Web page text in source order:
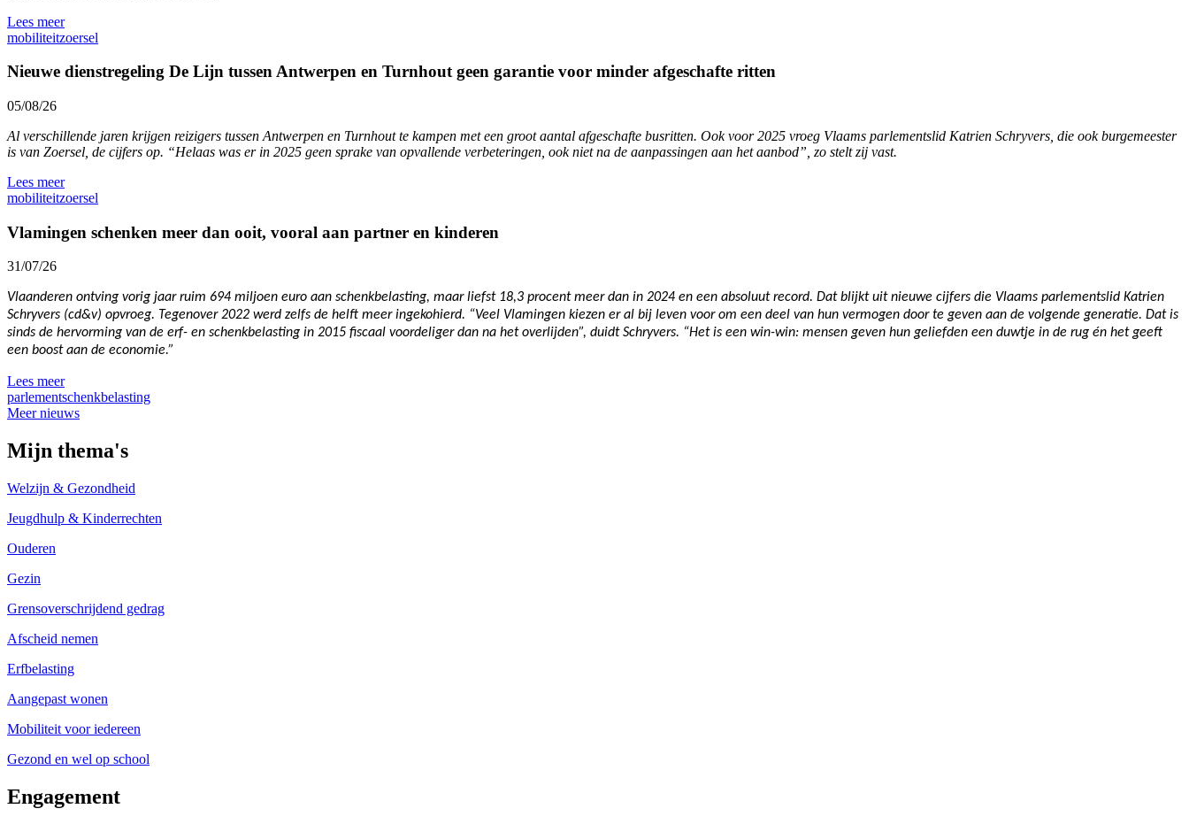
Lees meer
mobiliteitzoersel
Nieuwe dienstregeling De Lijn tussen Antwerpen en Turnhout geen garantie voor minder afgeschafte ritten
05/08/26
Al verschillende jaren krijgen reizigers tussen Antwerpen en Turnhout te kampen met een groot aantal afgeschafte busritten. Ook voor 2025 vroeg Vlaams parlementslid Katrien Schryvers, die ook burgemeester
is van Zoersel, de cijfers op. “Helaas was er in 2025 geen sprake van opvallende verbeteringen, ook niet na de aanpassingen aan het aanbod”, zo stelt zij vast.
Lees meer
mobiliteitzoersel
Vlamingen schenken meer dan ooit, vooral aan partner en kinderen
31/07/26
Vlaanderen ontving vorig jaar ruim 694 miljoen euro aan schenkbelasting, maar liefst 18,3 procent meer dan in 2024 en een absoluut record. Dat blijkt uit nieuwe cijfers die Vlaams parlementslid Katrien
Schryvers (cd&v) opvroeg. Tegenover 2022 werd zelfs de helft meer ingekohierd. “Veel Vlamingen kiezen er al bij leven voor om een deel van hun vermogen door te geven aan de volgende generatie. Dat is
sinds de hervorming van de erf- en schenkbelasting in 2015 fiscaal voordeliger dan na het overlijden”, duidt Schryvers. “Het is een win-win: mensen geven hun geliefden een duwtje in de rug én het geeft
een boost aan de economie.”
Lees meer
parlementschenkbelasting
Meer nieuws
Mijn thema's
Welzijn & Gezondheid
Jeugdhulp & Kinderrechten
Ouderen
Gezin
Grensoverschrijdend gedrag
Afscheid nemen
Erfbelasting
Aangepast wonen
Mobiliteit voor iedereen
Gezond en wel op school
Engagement